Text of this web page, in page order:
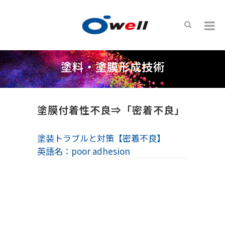
塗料・塗膜形成技術
塗膜付着性不良⇒「密着不良」
塗装トラブルと対策【密着不良】
英語名：poor adhesion